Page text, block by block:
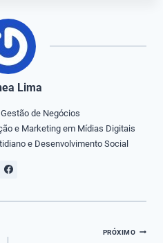
Lima
de Negócios
e Marketing em Mídias Digitais
e Desenvolvimento Social
PRÓXIMO